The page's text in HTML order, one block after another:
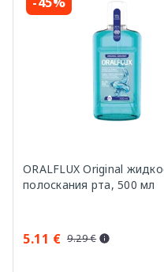
ORALFLUX Original
полоскания рта, 500 мл
5.11 € 9.29 €